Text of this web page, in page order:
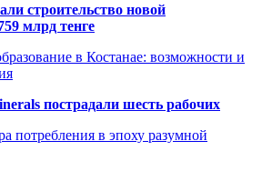
строительство новой
млрд тенге
в Костанае: возможности и
пострадали шесть рабочих
потребления в эпоху разумной